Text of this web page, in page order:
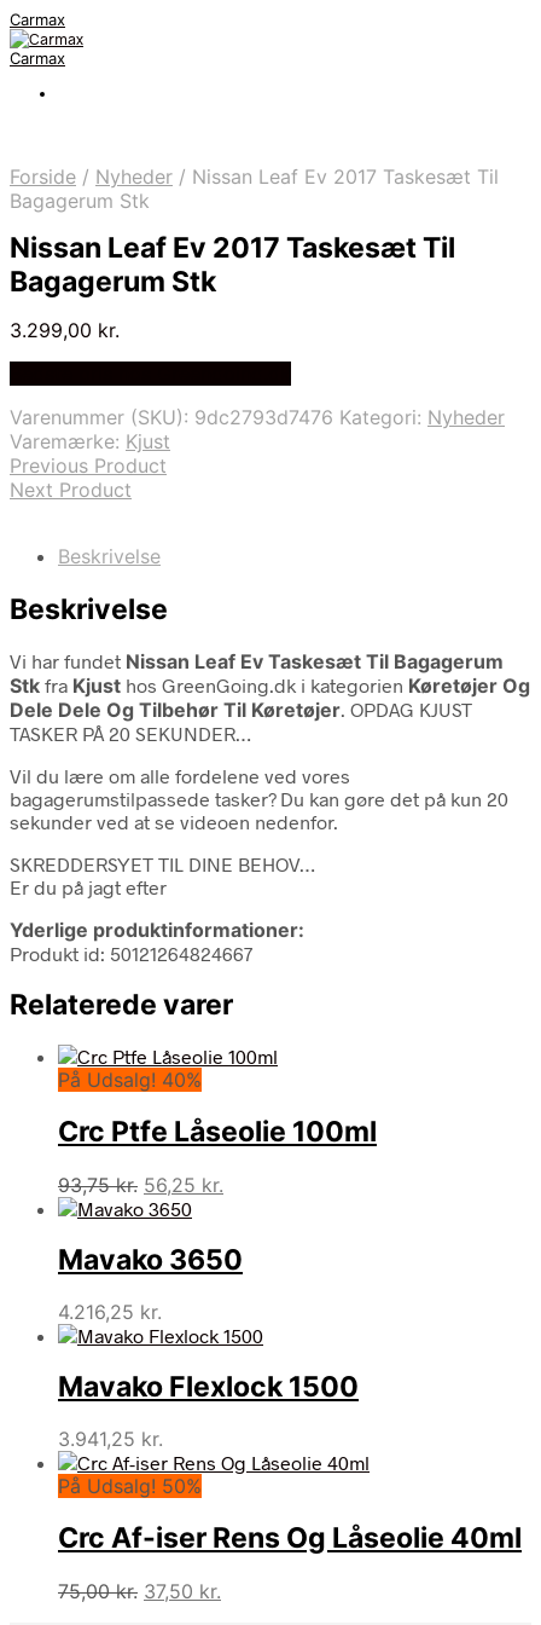
Carmax
Carmax
Forside / Nyheder / Nissan Leaf Ev 2017 Taskesæt Til
Bagagerum Stk
Nissan Leaf Ev 2017 Taskesæt Til
Bagagerum Stk
3.299,00 kr.
Varenummer (SKU): 9dc2793d7476 Kategori: Nyheder
Varemærke: Kjust
Previous Product
Next Product
Beskrivelse
Beskrivelse
Vi har fundet Nissan Leaf Ev Taskesæt Til Bagagerum
Stk fra Kjust hos GreenGoing.dk i kategorien Køretøjer Og
Dele Dele Og Tilbehør Til Køretøjer. OPDAG KJUST
TASKER PÅ 20 SEKUNDER…
Vil du lære om alle fordelene ved vores
bagagerumstilpassede tasker? Du kan gøre det på kun 20
sekunder ved at se videoen nedenfor.
SKREDDERSYET TIL DINE BEHOV…
Er du på jagt efter
Yderlige produktinformationer:
Produkt id: 50121264824667
Relaterede varer
På Udsalg! 40%
Crc Ptfe Låseolie 100ml
93,75kr. Den
oprindelige
var:
93,75 kr..
56,25 kr.
er:
56,25 kr..
Mavako 3650
4.216,25 kr.
Mavako Flexlock 1500
3.941,25 kr.
På Udsalg! 50%
Crc Af-iser Rens Og Låseolie 40ml
75,00kr. Den
37,50 kr.